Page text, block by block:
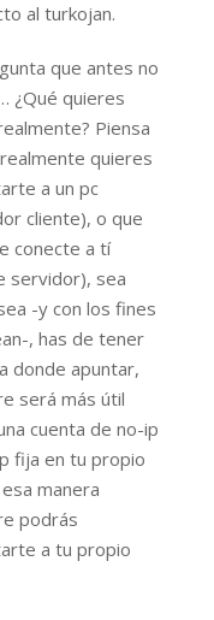
al turkojan.
que antes no
¿Qué quieres
Piensa
quieres
a un pc
cliente), o que
conecte a tí
servidor), sea
-y con los fines
, has de tener
donde apuntar,
será más útil
cuenta de no-ip
fija en tu propio
manera
podrás
a tu propio